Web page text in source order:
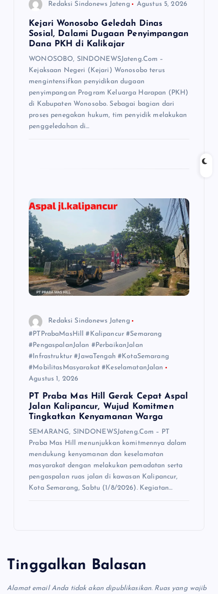
Redaksi Sindonews Jateng Agustus 5, 2026
Kejari Wonosobo Geledah Dinas
Sosial, Dalami Dugaan Penyimpangan
Dana PKH di Kalikajar
WONOSOBO, SINDONEWSJateng.Com –
Kejaksaan Negeri (Kejari) Wonosobo terus
mengintensifkan penyidikan dugaan
penyimpangan Program Keluarga Harapan (PKH)
di Kabupaten Wonosobo. Sebagai bagian dari
proses penegakan hukum, tim penyidik melakukan
penggeledahan di…
Redaksi Sindonews Jateng
#PTPrabaMasHill #Kalipancur #Semarang
#PengaspalanJalan #PerbaikanJalan
#Infrastruktur #JawaTengah #KotaSemarang
#MobilitasMasyarakat #KeselamatanJalan
Agustus 1, 2026
PT Praba Mas Hill Gerak Cepat Aspal
Jalan Kalipancur, Wujud Komitmen
Tingkatkan Kenyamanan Warga
SEMARANG, SINDONEWSJateng.Com – PT
Praba Mas Hill menunjukkan komitmennya dalam
mendukung kenyamanan dan keselamatan
masyarakat dengan melakukan pemadatan serta
pengaspalan ruas jalan di kawasan Kalipancur,
Kota Semarang, Sabtu (1/8/2026). Kegiatan…
Tinggalkan Balasan
Alamat email Anda tidak akan dipublikasikan. Ruas yang wajib